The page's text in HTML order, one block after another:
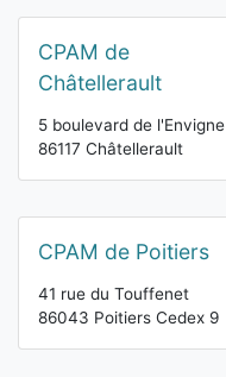
CPAM de
Châtellerault
5 boulevard de l'Envigne
86117 Châtellerault
CPAM de Poitiers
41 rue du Touffenet
86043 Poitiers Cedex 9